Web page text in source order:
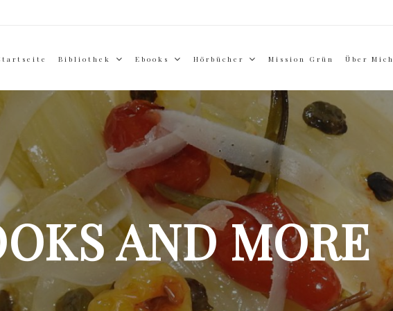
Bibliothek Ebooks Hörbücher Mission Grün Über Mich
AND MORE